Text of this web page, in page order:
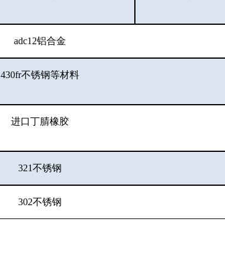
adc12铝合金
430fr不锈钢等材料
进口丁腈橡胶
321不锈钢
302不锈钢